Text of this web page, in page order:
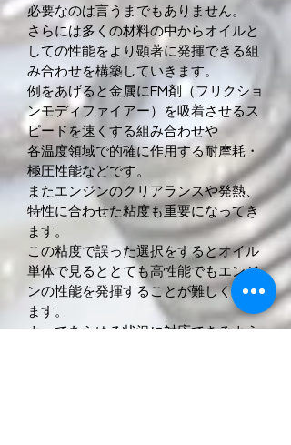
必要なのは言うまでもありません。
さらには多くの材料の中からオイルと
しての性能をより顕著に発揮できる組
み合わせを構築していきます。
例をあげると金属にFM剤（フリクショ
ンモディファイアー）を吸着させるス
ピードを速くする組み合わせや
各温度領域で的確に作用する耐摩耗・
極圧性能などです。
またエンジンのクリアランスや発熱、
特性に合わせた粘度も重要になってき
ます。
この粘度で誤った選択をするとオイル
単体で見るととても高性能でもエンジ
ンの性能を発揮することが難しくなり
ます。
よってあらゆる状況に対応できるよう